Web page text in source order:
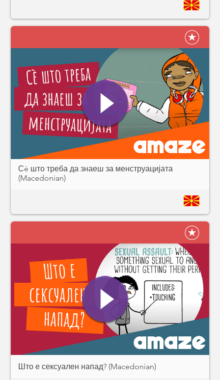
Сè што треба да знаеш за менструацијата
(Macedonian)
Што е сексуален напад? (Macedonian)